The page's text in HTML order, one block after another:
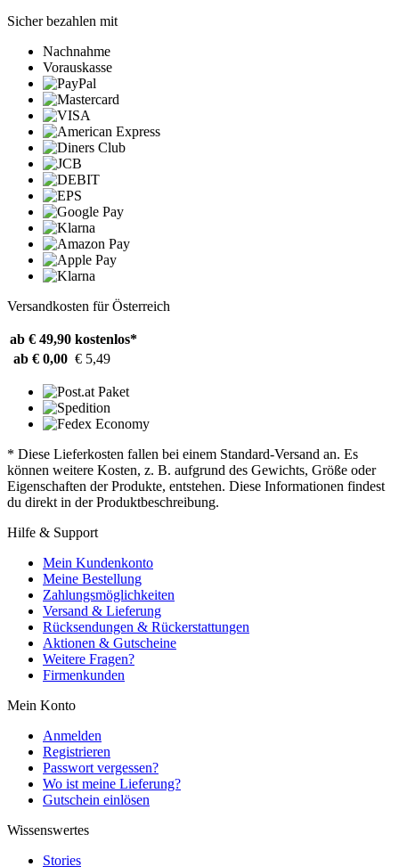
Sicher bezahlen mit
Nachnahme
Vorauskasse
Versandkosten für Österreich
ab € 49,90 kostenlos*
ab € 0,00 € 5,49
* Diese Lieferkosten fallen bei einem Standard-Versand an. Es
können weitere Kosten, z. B. aufgrund des Gewichts, Größe oder
Eigenschaften der Produkte, entstehen. Diese Informationen findest
du direkt in der Produktbeschreibung.
Hilfe & Support
Mein Kundenkonto
Meine Bestellung
Zahlungsmöglichkeiten
Versand & Lieferung
Rücksendungen & Rückerstattungen
Aktionen & Gutscheine
Weitere Fragen?
Firmenkunden
Mein Konto
Anmelden
Registrieren
Passwort vergessen?
Wo ist meine Lieferung?
Gutschein einlösen
Wissenswertes
Stories